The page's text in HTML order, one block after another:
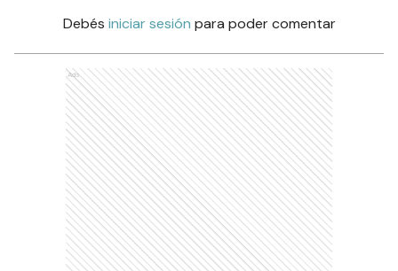
Debés iniciar sesión para poder comentar
Ads